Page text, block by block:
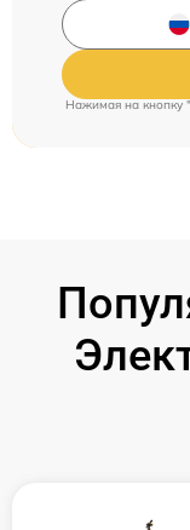
Нажимая на кнопку